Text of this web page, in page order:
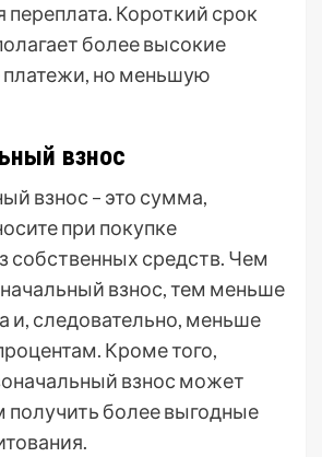
Короткий срок
более высокие
но меньшую
взнос
взнос – это сумма,
при покупке
собственных средств. Чем
взнос, тем меньше
и, следовательно, меньше
Кроме того,
взнос может
получить более выгодные